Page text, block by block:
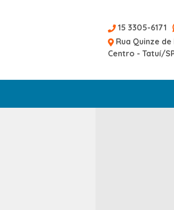
15 3305-6171
Rua Quinze
Centro - Tatuí/